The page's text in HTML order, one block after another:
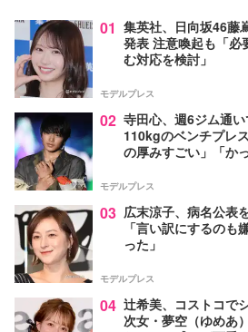
01 集英社、日向坂46藤
発表 注意喚起も「必
む対応を検討」
モデルプレス
02 寺田心、週6ジム通
110kgのベンチプレ
の厚みすごい」「か
モデルプレス
03 広末涼子、病名公表
「言い訳にするのも
った」
モデルプレス
04 辻希美、コストコで
次女・夢空（ゆめあ